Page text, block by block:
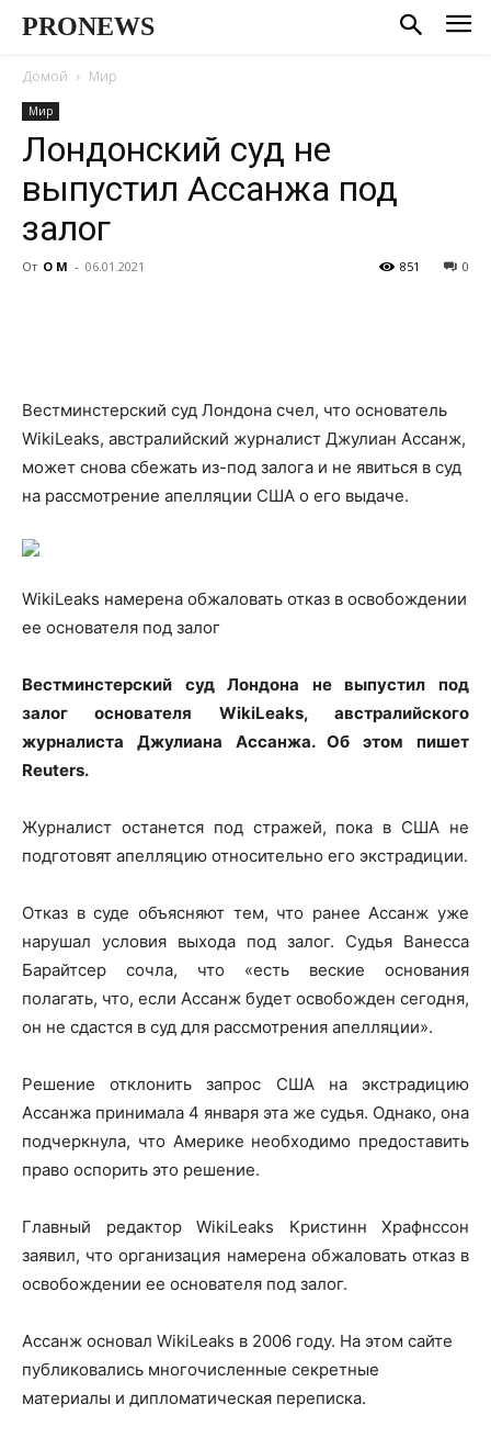
PRONEWS
Домой Мир
Мир
Лондонский суд не
выпустил Ассанжа под
залог
От О М - 06.01.2021 0
851
Вестминстерский суд Лондона счел, что основатель
WikiLeaks, австралийский журналист Джулиан Ассанж,
может снова сбежать из-под залога и не явиться в суд
на рассмотрение апелляции США о его выдаче.
WikiLeaks намерена обжаловать отказ в освобождении
ее основателя под залог
Вестминстерский суд Лондона не выпустил под
залог основателя WikiLeaks, австралийского
журналиста Джулиана Ассанжа. Об этом пишет
Reuters.
Журналист останется под стражей, пока в США не
подготовят апелляцию относительно его экстрадиции.
Отказ в суде объясняют тем, что ранее Ассанж уже
нарушал условия выхода под залог. Судья Ванесса
Барайтсер сочла, что «есть веские основания
полагать, что, если Ассанж будет освобожден сегодня,
он не сдастся в суд для рассмотрения апелляции».
Решение отклонить запрос США на экстрадицию
Ассанжа принимала 4 января эта же судья. Однако, она
подчеркнула, что Америке необходимо предоставить
право оспорить это решение.
Главный редактор WikiLeaks Кристинн Храфнссон
заявил, что организация намерена обжаловать отказ в
освобождении ее основателя под залог.
Ассанж основал WikiLeaks в 2006 году. На этом сайте
публиковались многочисленные секретные
материалы и дипломатическая переписка.